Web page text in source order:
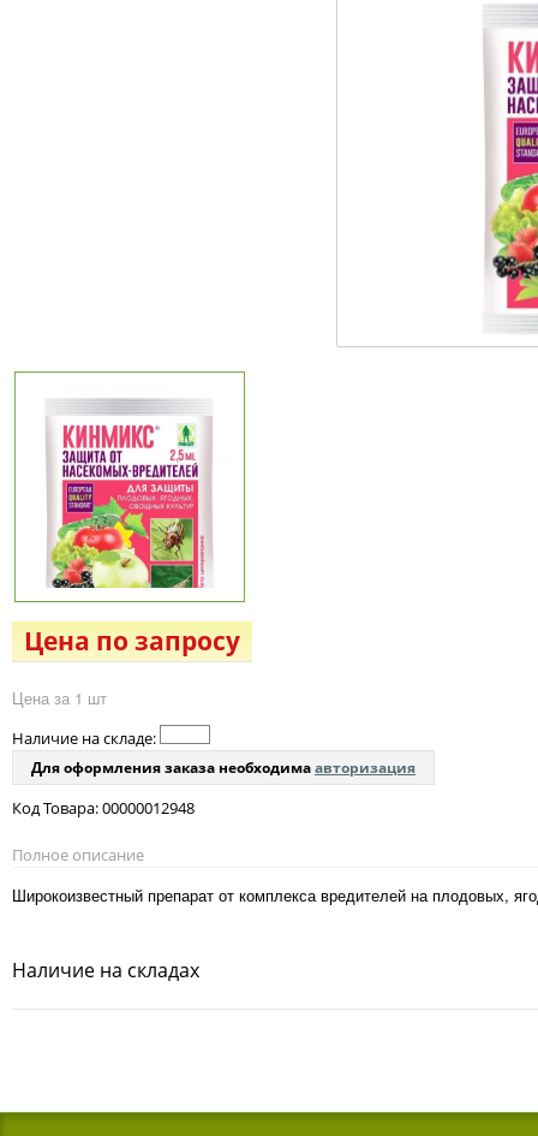
Цена по запросу
Цена за 1 шт
Наличие на складе:
Для оформления заказа необходимаавторизация
Код Товара: 00000012948
Полное описание
Широкоизвестный препарат от комплекса вредителей на плодовых,
Наличие на складах